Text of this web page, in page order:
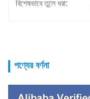
বিশেষভাবে তুলে ধরা:
পণ্যের বর্ণনা